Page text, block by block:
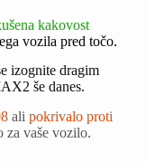
kakovost
vozila pred točo.
izognite dragim
še danes.
ali pokrivalo proti
za vaše vozilo.